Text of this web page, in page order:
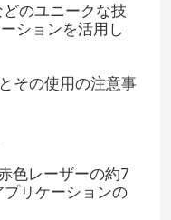
のユニークな技
ションを活用し
その使用の注意事
色レーザーの約7
リケーションの